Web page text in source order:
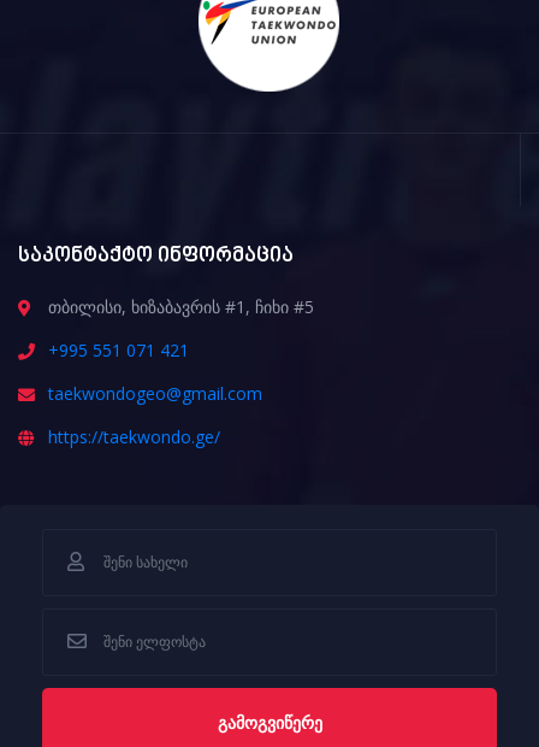
საკონტაქტო ინფორმაცია
თბილისი, ხიზაბავრის #1, ჩიხი #5
+995 551 071 421
taekwondogeo@gmail.com
https://taekwondo.ge/
ᲒᲐᲛᲝᲒᲕᲘᲬᲔᲠᲔ